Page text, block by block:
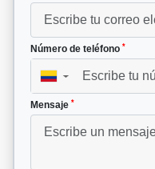
Número de teléfono *
▼
Mensaje *